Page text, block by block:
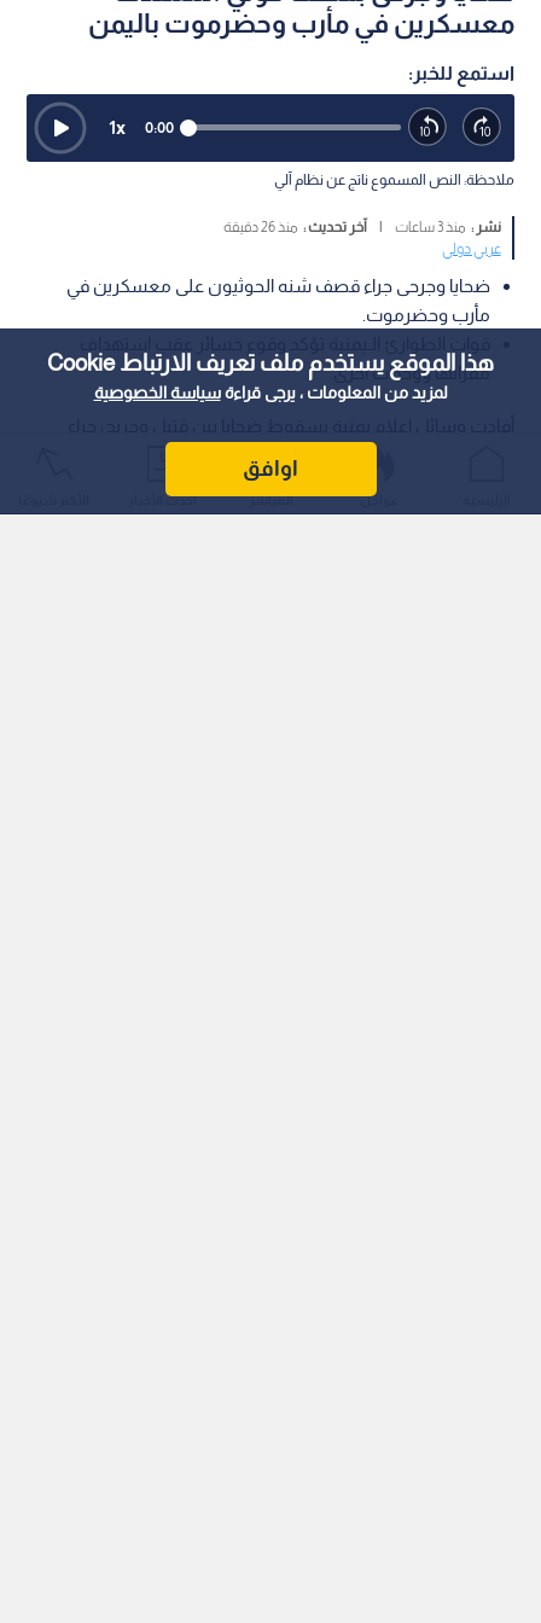
هذا الموقع يستخدم ملف تعريف الارتباط Cookie
لمزيد من المعلومات ، يرجى قراءةسياسة الخصوصية
اوافق
معسكرين في مأرب وحضرموت باليمن
استمع للخبر:
0:00
1x
ملاحظة: النص المسموع ناتج عن نظام آلي
نشر : منذ 3 ساعات | آخر تحديث : منذ 26 دقيقة
عربي دولي
ضحايا وجرحى جراء قصف شنه الحوثيون على معسكرين في
مأرب وحضرموت.
مقراتها ووحدات أخرى.
للقوات الحكومية في محافظتي مأرب وحضرموت.
عواجل المباشر أحدث الأخبار